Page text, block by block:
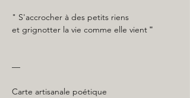
" S'accrocher à des petits riens
et grignotter la vie comme elle vient "
—
Carte artisanale poétique